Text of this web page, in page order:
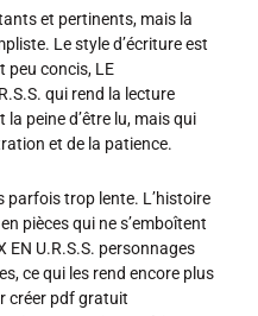
et pertinents, mais la
Le style d’écriture est
peu concis, LE
qui rend la lecture
la peine d’être lu, mais qui
et de la patience.
parfois trop lente. L’histoire
pièces qui ne s’emboîtent
EN U.R.S.S. personnages
ce qui les rend encore plus
créer pdf gratuit